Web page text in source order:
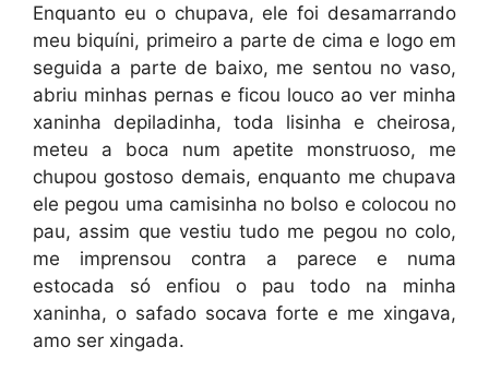
Enquanto eu o chupava, ele foi desamarrando
meu biquíni, primeiro a parte de cima e logo em
seguida a parte de baixo, me sentou no vaso,
abriu minhas pernas e ficou louco ao ver minha
xaninha depiladinha, toda lisinha e cheirosa,
meteu a boca num apetite monstruoso, me
chupou gostoso demais, enquanto me chupava
ele pegou uma camisinha no bolso e colocou no
pau, assim que vestiu tudo me pegou no colo,
me imprensou contra a parece e numa
estocada só enfiou o pau todo na minha
xaninha, o safado socava forte e me xingava,
amo ser xingada.